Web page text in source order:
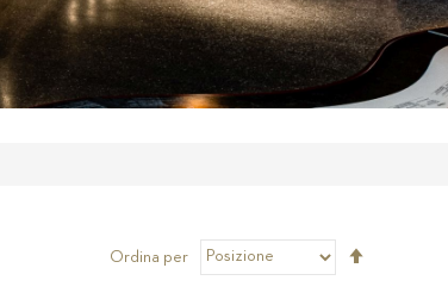
Ordina per